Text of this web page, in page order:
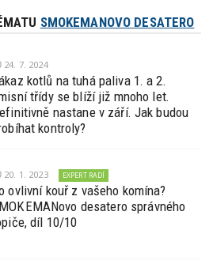
SMOKEMANOVO DESATERO
24. 7. 2024
kotlů na tuhá paliva 1. a 2.
třídy se blíží již mnoho let.
nastane v září. Jak budou
kontroly?
20. 1. 2023 EXPERT RADÍ
ovlivní kouř z vašeho komína?
desatero správného
díl 10/10